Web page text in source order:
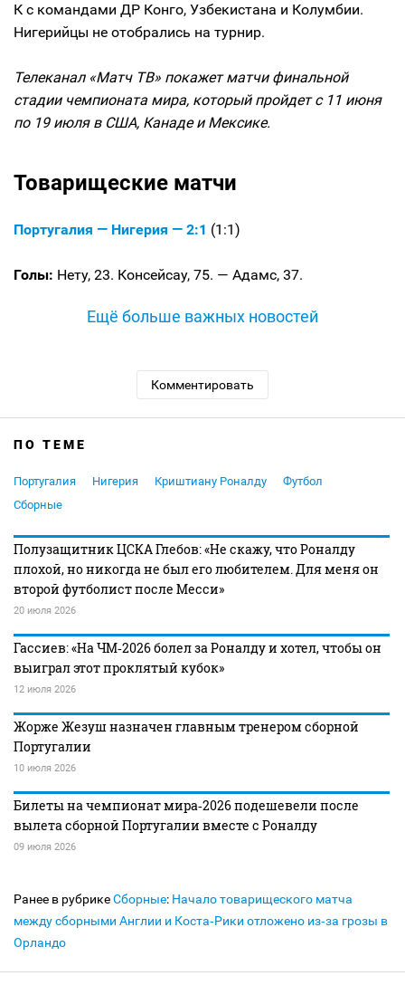
К с командами ДР Конго, Узбекистана и Колумбии.
Нигерийцы не отобрались на турнир.
Телеканал «Матч ТВ» покажет матчи финальной
стадии чемпионата мира, который пройдет с 11 июня
по 19 июля в США, Канаде и Мексике.
Товарищеские матчи
Португалия — Нигерия — 2:1 (1:1)
Голы: Нету, 23. Консейсау, 75. — Адамс, 37.
Ещё больше важных новостей
Комментировать
ПО ТЕМЕ
Португалия Нигерия Криштиану Роналду
Футбол
Сборные
Полузащитник ЦСКА Глебов: «Не скажу, что Роналду
плохой, но никогда не был его любителем. Для меня он
второй футболист после Месси»
20 июля 2026
Гассиев: «На ЧМ‑2026 болел за Роналду и хотел, чтобы он
выиграл этот проклятый кубок»
12 июля 2026
Жорже Жезуш назначен главным тренером сборной
Португалии
10 июля 2026
Билеты на чемпионат мира‑2026 подешевели после
вылета сборной Португалии вместе с Роналду
09 июля 2026
Ранее в рубрикеСборные: Начало товарищеского матча
между сборными Англии и Коста‑Рики отложено из‑за грозы в
Орландо